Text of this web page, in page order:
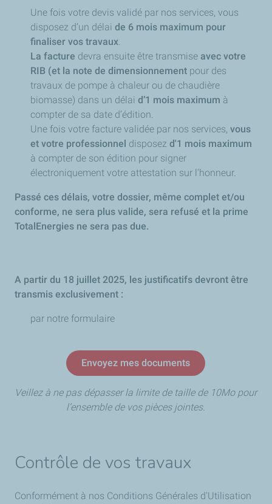
Une fois votre devis validé par nos services, vous
disposez d’un délai de 6 mois maximum pour
finaliser vos travaux.
La facture devra ensuite être transmise avec votre
RIB (et la note de dimensionnement pour des
travaux de pompe à chaleur ou de chaudière
biomasse) dans un délai d’1 mois maximum à
compter de sa date d’édition.
Une fois votre facture validée par nos services, vous
et votre professionnel disposez d'1 mois maximum
à compter de son édition pour signer
électroniquement votre attestation sur l'honneur.
Passé ces délais, votre dossier, même complet et/ou
conforme, ne sera plus valide, sera refusé et la prime
TotalEnergies ne sera pas due.
A partir du 18 juillet 2025, les justificatifs devront être
transmis exclusivement :
par notre formulaire
Envoyez mes documents
Veillez à ne pas dépasser la limite de taille de 10Mo pour
l’ensemble de vos pièces jointes.
Contrôle de vos travaux
Conformément à nos Conditions Générales d'Utilisation